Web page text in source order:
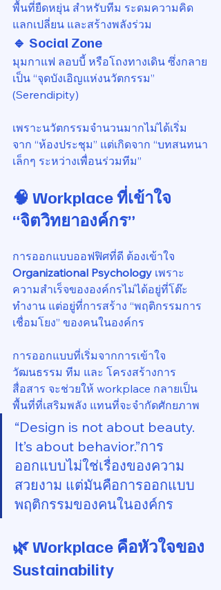
พื้นที่ยืดหยุ่น สำหรับทีม ระดมความคิด
แลกเปลี่ยน และสร้างพลังร่วม
🔹 Social Zone
มุมกาแฟ ลอบบี้ หรือโถงทางเดิน ซึ่งกลาย
เป็น “จุดบังเอิญแห่งนวัตกรรม”
(Serendipity)
เพราะนวัตกรรมจำนวนมากไม่ได้เริ่ม
จาก “ห้องประชุม” แต่เกิดจาก “บทสนทนา
เล็กๆ ระหว่างเพื่อนร่วมทีม”
🧠 Workplace ที่เข้าใจ
“จิตวิทยาองค์กร”
การออกแบบออฟฟิศที่ดี ต้องเข้าใจ
Organizational Psychology เพราะ
ความสำเร็จขององค์กรไม่ได้อยู่ที่โต๊ะ
ทำงาน แต่อยู่ที่การสร้าง “พฤติกรรมการ
เชื่อมโยง” ของคนในองค์กร
การออกแบบที่เริ่มจากการเข้าใจ
วัฒนธรรม ทีม และ โครงสร้างการ
สื่อสาร จะช่วยให้ workplace กลายเป็น
พื้นที่ที่เสริมพลัง แทนที่จะจำกัดศักยภาพ
“Design is not about beauty.
It’s about behavior.”การ
ออกแบบไม่ใช่เรื่องของความ
สวยงาม แต่มันคือการออกแบบ
พฤติกรรมของคนในองค์กร
🌿 Workplace คือหัวใจของ
Sustainability